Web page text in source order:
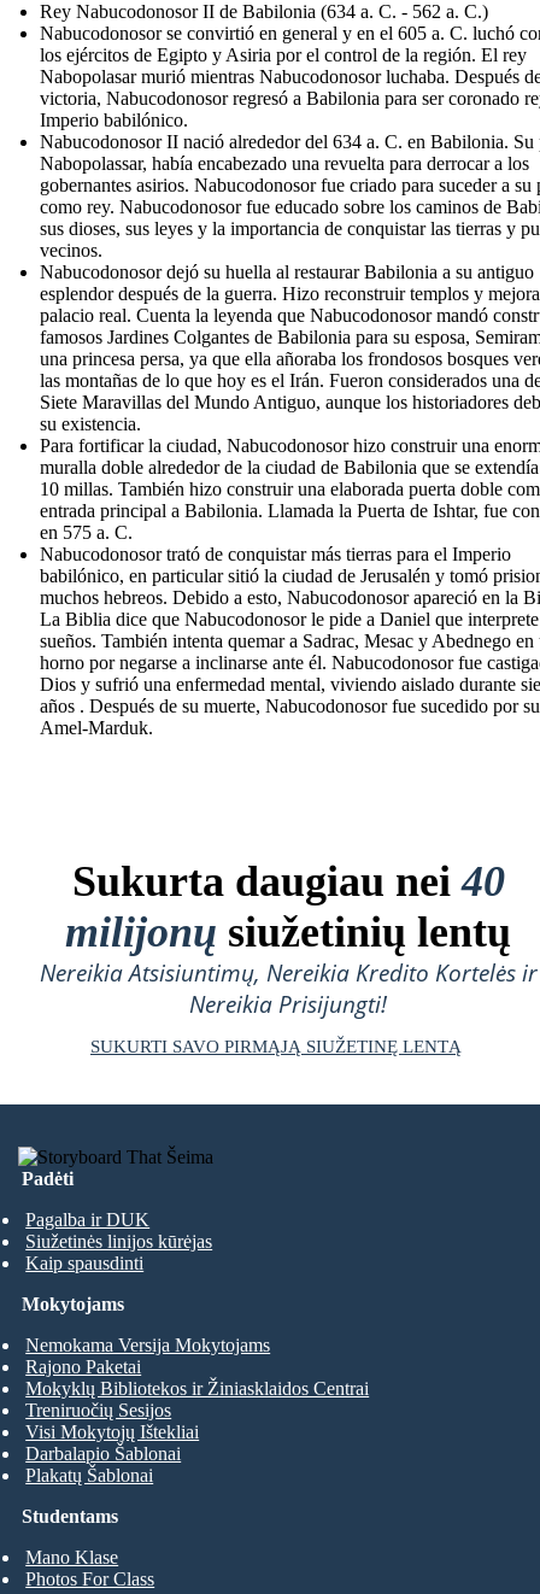
Rey Nabucodonosor II de Babilonia (634 a. C. - 562 a. C.)
Nabucodonosor se convirtió en general y en el 605 a. C. luchó
los ejércitos de Egipto y Asiria por el control de la región. El rey
Nabopolasar murió mientras Nabucodonosor luchaba. Después
victoria, Nabucodonosor regresó a Babilonia para ser coronado
Imperio babilónico.
Nabucodonosor II nació alrededor del 634 a. C. en Babilonia. Su
Nabopolassar, había encabezado una revuelta para derrocar a los
gobernantes asirios. Nabucodonosor fue criado para suceder a su
como rey. Nabucodonosor fue educado sobre los caminos de
sus dioses, sus leyes y la importancia de conquistar las tierras y
vecinos.
Nabucodonosor dejó su huella al restaurar Babilonia a su antiguo
esplendor después de la guerra. Hizo reconstruir templos y
palacio real. Cuenta la leyenda que Nabucodonosor mandó
famosos Jardines Colgantes de Babilonia para su esposa,
una princesa persa, ya que ella añoraba los frondosos bosques
las montañas de lo que hoy es el Irán. Fueron considerados una
Siete Maravillas del Mundo Antiguo, aunque los historiadores
su existencia.
Para fortificar la ciudad, Nabucodonosor hizo construir una
muralla doble alrededor de la ciudad de Babilonia que se
10 millas. También hizo construir una elaborada puerta doble
entrada principal a Babilonia. Llamada la Puerta de Ishtar, fue
en 575 a. C.
Nabucodonosor trató de conquistar más tierras para el Imperio
babilónico, en particular sitió la ciudad de Jerusalén y tomó
muchos hebreos. Debido a esto, Nabucodonosor apareció en la
La Biblia dice que Nabucodonosor le pide a Daniel que interprete
sueños. También intenta quemar a Sadrac, Mesac y Abednego en
horno por negarse a inclinarse ante él. Nabucodonosor fue
Dios y sufrió una enfermedad mental, viviendo aislado durante
años . Después de su muerte, Nabucodonosor fue sucedido por
Amel-Marduk.
Sukurta daugiau nei40
milijonų siužetinių lentų
Nereikia Atsisiuntimų, Nereikia Kredito Kortelės ir
Nereikia Prisijungti!
SUKURTI SAVO PIRMĄJĄ SIUŽETINĘ LENTĄ
Padėti
Pagalba ir DUK
Siužetinės linijos kūrėjas
Kaip spausdinti
Studentams
Mano Klase
Photos For Class
Mokytojams
Nemokama Versija Mokytojams
Rajono Paketai
Mokyklų Bibliotekos ir Žiniasklaidos Centrai
Treniruočių Sesijos
Visi Mokytojų Ištekliai
Darbalapio Šablonai
Plakatų Šablonai